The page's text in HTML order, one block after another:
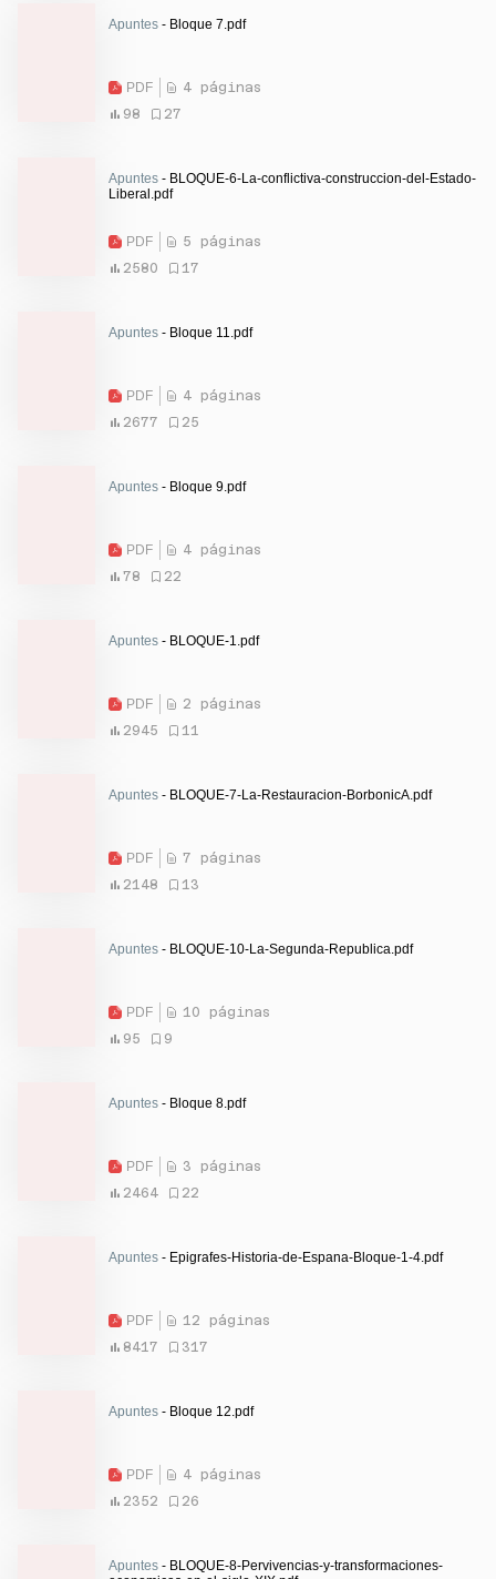
Apuntes - Bloque 7.pdf
PDF
4 páginas
98
27
Apuntes - BLOQUE-6-La-conflictiva-construccion-del-Estado-
Liberal.pdf
PDF
5 páginas
2580
17
Apuntes - Bloque 11.pdf
PDF
4 páginas
2677
25
Apuntes - Bloque 9.pdf
PDF
4 páginas
78
22
Apuntes - BLOQUE-1.pdf
PDF
2 páginas
2945
11
Apuntes - BLOQUE-7-La-Restauracion-BorbonicA.pdf
PDF
7 páginas
2148
13
Apuntes - BLOQUE-10-La-Segunda-Republica.pdf
PDF
10 páginas
95
9
Apuntes - Bloque 8.pdf
PDF
3 páginas
2464
22
Apuntes - Epigrafes-Historia-de-Espana-Bloque-1-4.pdf
PDF
12 páginas
8417
317
Apuntes - Bloque 12.pdf
PDF
4 páginas
2352
26
Apuntes - BLOQUE-8-Pervivencias-y-transformaciones-